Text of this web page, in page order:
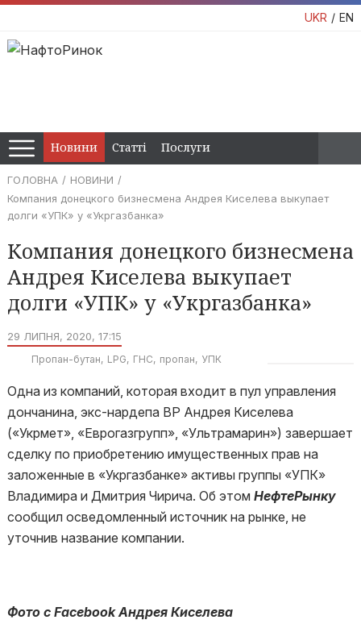
UKR EN
Новини Статті Послуги
ГОЛОВНА
НОВИНИ
Компания донецкого бизнесмена Андрея Киселева выкупает
долги «УПК» у «Укргазбанка»
Компания донецкого бизнесмена
Андрея Киселева выкупает
долги «УПК» у «Укргазбанка»
29 ЛИПНЯ, 2020, 17:15
Пропан-бутан LPG ГНС пропан УПК
Одна из компаний, которая входит в пул управления
дончанина, экс-нардепа ВР Андрея Киселева
(«Укрмет», «Еврогазгрупп», «Ультрамарин») завершает
сделку по приобретению имущественных прав на
заложенные в «Укргазбанке» активы группы «УПК»
Владимира и Дмитрия Чирича. Об этом НефтеРынку
сообщил осведомленный источник на рынке, не
уточнив название компании.
Фото с Facebook Андрея Киселева